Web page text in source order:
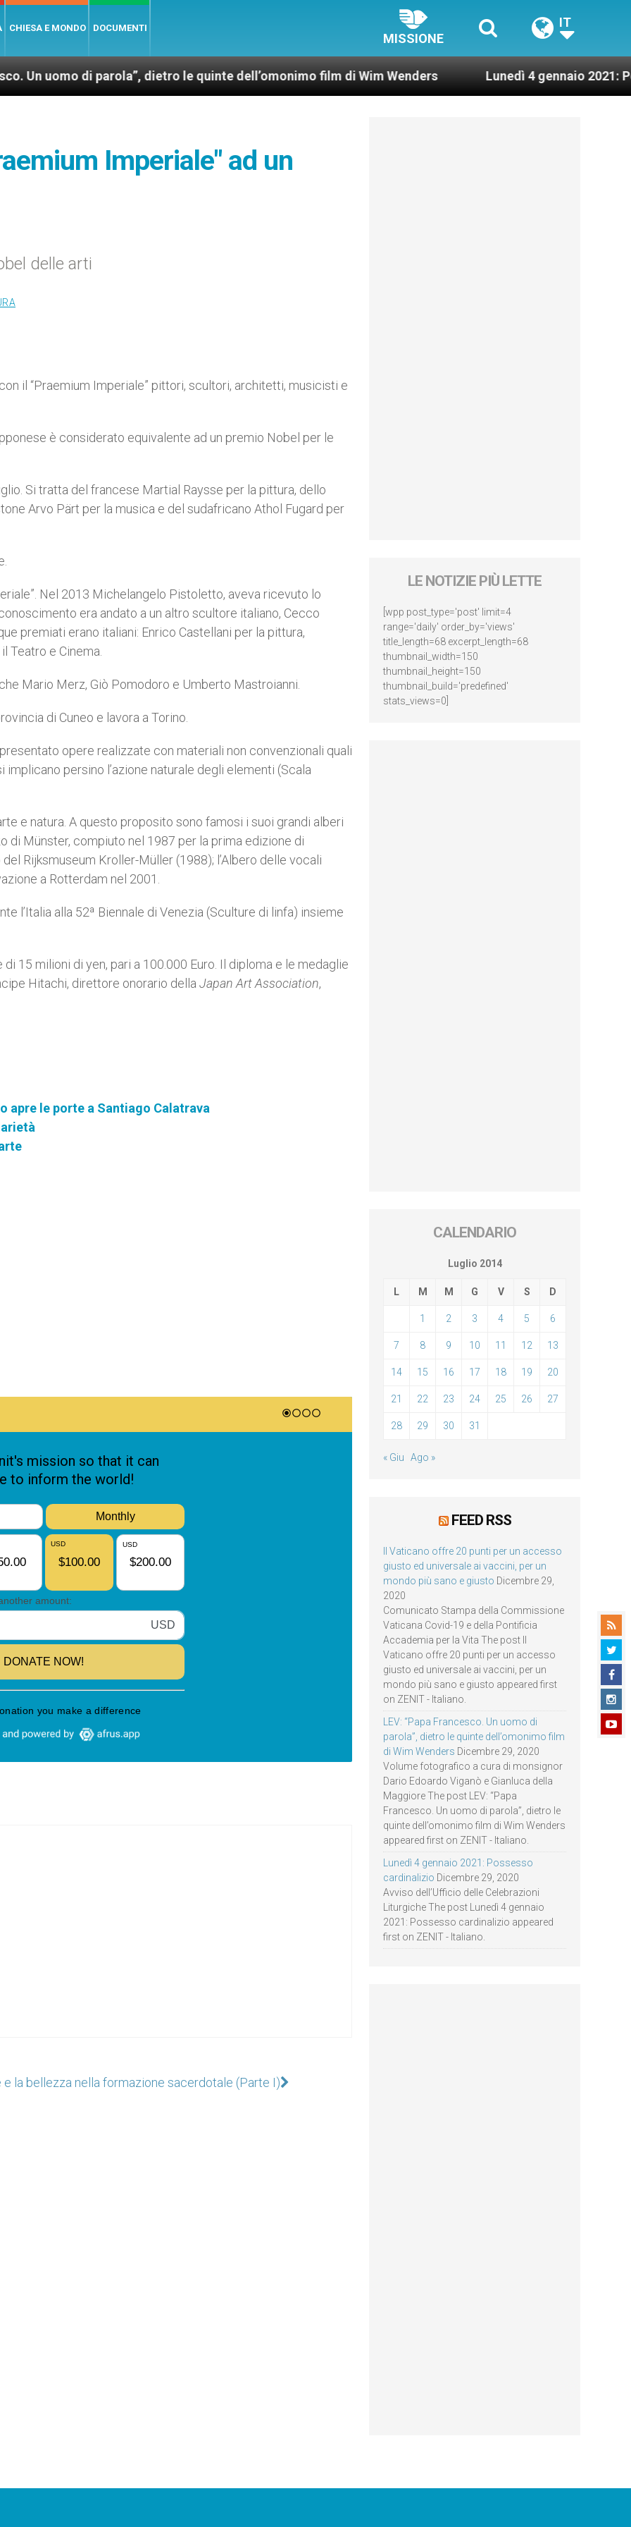
CHIESA E MONDO DOCUMENTI
MISSIONE
IT
di parola”, dietro le quinte dell’omonimo film di Wim Wenders Lunedì 4 gennaio 2021: Possesso
Imperiale" ad un
delle arti
il “Praemium Imperiale” pittori, scultori, architetti, musicisti e
è considerato equivalente ad un premio Nobel per le
Si tratta del francese Martial Raysse per la pittura, dello
Arvo Pärt per la musica e del sudafricano Athol Fugard per
Nel 2013 Michelangelo Pistoletto, aveva ricevuto lo
era andato a un altro scultore italiano, Cecco
premiati erano italiani: Enrico Castellani per la pittura,
Teatro e Cinema.
Mario Merz, Giò Pomodoro e Umberto Mastroianni.
di Cuneo e lavora a Torino.
presentato opere realizzate con materiali non convenzionali quali
persino l’azione naturale degli elementi (Scala
e natura. A questo proposito sono famosi i suoi grandi alberi
di Münster, compiuto nel 1987 per la prima edizione di
Rijksmuseum Kroller-Müller (1988); l’Albero delle vocali
a Rotterdam nel 2001.
l’Italia alla 52ª Biennale di Venezia (Sculture di linfa) insieme
15 milioni di yen, pari a 100.000 Euro. Il diploma e le medaglie
Hitachi, direttore onorario della Japan Art Association,
apre le porte a Santiago Calatrava
e la bellezza nella formazione sacerdotale (Parte I)
LE NOTIZIE PIÙ LETTE
[wpp post_type='post' limit=4
range='daily' order_by='views'
title_length=68 excerpt_length=68
thumbnail_width=150
thumbnail_height=150
thumbnail_build='predefined'
stats_views=0]
CALENDARIO
Luglio 2014
L M M G V S D
1 2 3 4 5 6
7 8 9 10 11 12 13
14 15 16 17 18 19 20
21 22 23 24 25 26 27
28 29 30 31
« Giu Ago »
FEED RSS
Il Vaticano offre 20 punti per un accesso
giusto ed universale ai vaccini, per un
mondo più sano e giusto Dicembre 29,
2020
Comunicato Stampa della Commissione
Vaticana Covid-19 e della Pontificia
Accademia per la Vita The post Il
Vaticano offre 20 punti per un accesso
giusto ed universale ai vaccini, per un
mondo più sano e giusto appeared first
on ZENIT - Italiano.
LEV: “Papa Francesco. Un uomo di
parola”, dietro le quinte dell’omonimo film
di Wim Wenders Dicembre 29, 2020
Volume fotografico a cura di monsignor
Dario Edoardo Viganò e Gianluca della
Maggiore The post LEV: “Papa
Francesco. Un uomo di parola”, dietro le
quinte dell’omonimo film di Wim Wenders
appeared first on ZENIT - Italiano.
Lunedì 4 gennaio 2021: Possesso
cardinalizio Dicembre 29, 2020
Avviso dell’Ufficio delle Celebrazioni
Liturgiche The post Lunedì 4 gennaio
2021: Possesso cardinalizio appeared
first on ZENIT - Italiano.